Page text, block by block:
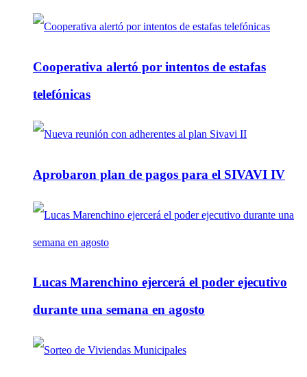
Cooperativa alertó por intentos de estafas
telefónicas
Aprobaron plan de pagos para el SIVAVI IV
Lucas Marenchino ejercerá el poder ejecutivo
durante una semana en agosto